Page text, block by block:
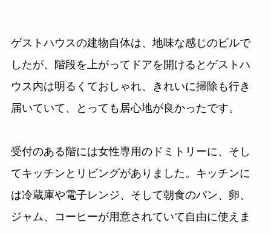
ゲストハウスの建物自体は、地味な感じのビルで
したが、階段を上がってドアを開けるとゲストハ
ウス内は明るくておしゃれ、きれいに掃除も行き
届いていて、とっても居心地が良かったです。
受付のある階には女性専用のドミトリーに、そし
てキッチンとリビングがありました。キッチンに
は冷蔵庫や電子レンジ、そして朝食のパン、卵、
ジャム、コーヒーが用意されていて自由に使えま